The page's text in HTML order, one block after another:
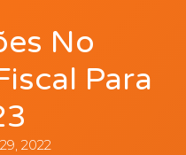
No
Para
2022